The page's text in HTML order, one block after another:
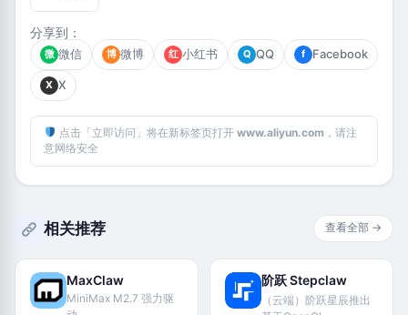
分享到：
微 微信 博 微博 红 小红书 Q QQ f Facebook
X X
点击「立即访问」将在新标签页打开 www.aliyun.com ，请注
意网络安全
相关推荐 查看全部 →
MaxClaw
MiniMax M2.7 强力驱
阶跃 Stepclaw
（云端）阶跃星辰推出